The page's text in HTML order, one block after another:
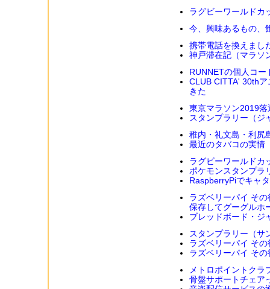
ラグビーワールドカ
今、興味あるもの、
携帯電話を換えまし
神戸滞在記（マラソ
RUNNETの個人コー
CLUB CITTA' 30th
きた
東京マラソン2019落
スタンプラリー（ジ
稚内・礼文島・利尻
最近のタバコの実情
ラグビーワールドカ
ポケモンスタンプラ
RaspberryPiでキャ
ラズベリーパイ そ
保存してグーグルホ
ブレッドボード・
スタンプラリー（サ
ラズベリーパイ そ
ラズベリーパイ そ
メトロポイントクラ
骨盤サポートチェア